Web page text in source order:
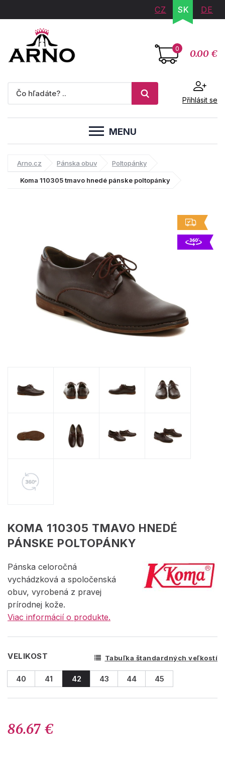
CZ SK DE
0 0.00 €
Přihlásit se
MENU
Arno.cz Pánska obuv Poltopánky
Koma 110305 tmavo hnedé pánske poltopánky
KOMA 110305 TMAVO HNEDÉ
PÁNSKE POLTOPÁNKY
Pánska celoročná
vychádzková a spoločenská
obuv, vyrobená z pravej
prírodnej kože.
Viac informácií o produkte.
VELIKOST Tabuľka štandardných veľkostí
40 41 42 43 44 45
86.67 €